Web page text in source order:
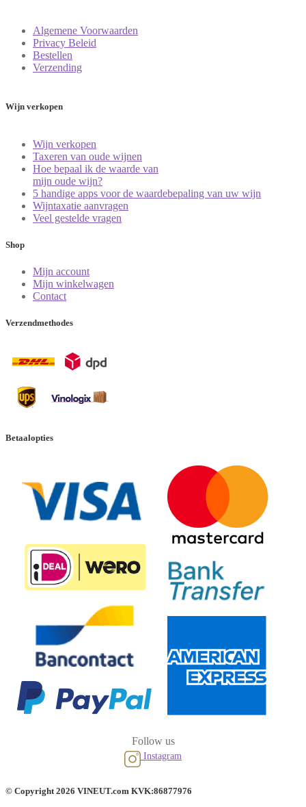
Algemene Voorwaarden
Privacy Beleid
Bestellen
Verzending
Wijn verkopen
Wijn verkopen
Taxeren van oude wijnen
Hoe bepaal ik de waarde van
mijn oude wijn?
5 handige apps voor de waardebepaling van uw wijn
Wijntaxatie aanvragen
Veel gestelde vragen
Shop
Mijn account
Mijn winkelwagen
Contact
Verzendmethodes
Betaalopties
Follow us
Instagram
© Copyright 2026 VINEUT.com KVK:86877976